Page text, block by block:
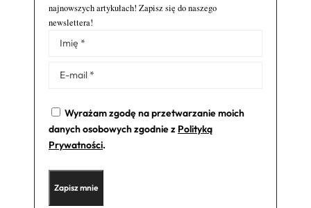
najnowszych artykułach! Zapisz się do naszego
newslettera!
Wyrażam zgodę na przetwarzanie moich
danych osobowych zgodnie z Polityką
Prywatności.
Alternative: